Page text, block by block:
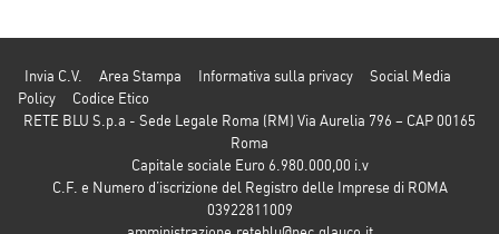
Invia C.V. Area Stampa Informativa sulla privacy
Social Media
Policy
Codice Etico
RETE BLU S.p.a - Sede Legale Roma (RM) Via Aurelia 796 – CAP 00165
Roma
Capitale sociale Euro 6.980.000,00 i.v
C.F. e Numero d’iscrizione del Registro delle Imprese di ROMA
03922811009